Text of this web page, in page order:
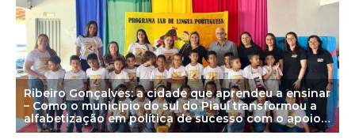
Ribeiro Gonçalves: a cidade que aprendeu a ensinar
– Como o município do sul do Piauí transformou a
alfabetização em política de sucesso com o apoio
do Instituto Alfa e Beto